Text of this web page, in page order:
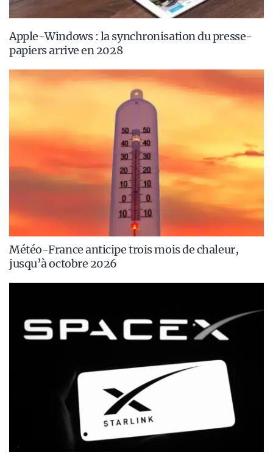
Apple-Windows : la synchronisation du presse-
papiers arrive en 2028
Météo-France anticipe trois mois de chaleur,
jusqu’à octobre 2026